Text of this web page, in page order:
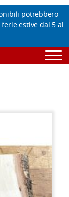
potrebbero
estive dal 5 al